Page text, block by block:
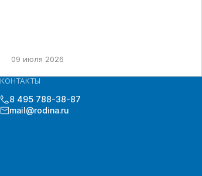
09 июля 2026
КОНТАКТЫ
8 495 788-38-87
mail@rodina.ru